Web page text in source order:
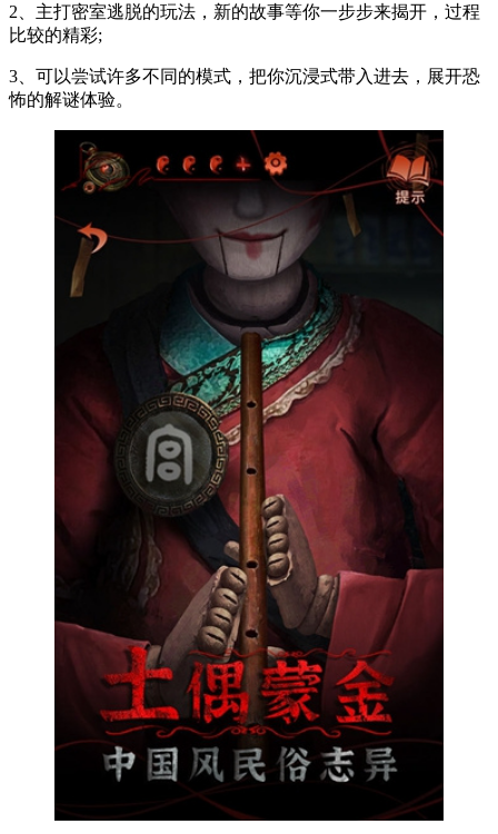
2、主打密室逃脱的玩法，新的故事等你一步步来揭开，过程
比较的精彩;
3、可以尝试许多不同的模式，把你沉浸式带入进去，展开恐
怖的解谜体验。